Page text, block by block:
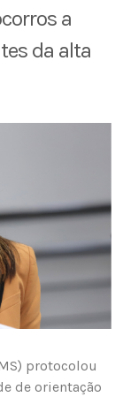
a
da alta
protocolou
de orientação